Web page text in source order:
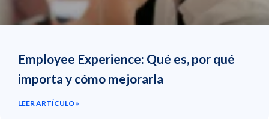
Employee Experience: Qué es, por qué
importa y cómo mejorarla
LEER ARTÍCULO »